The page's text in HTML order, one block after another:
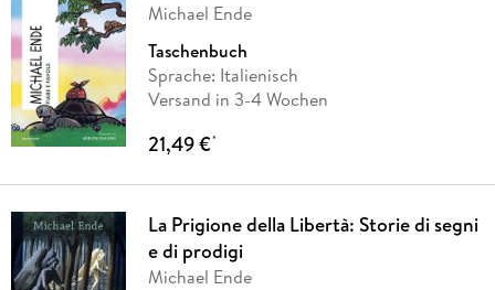
Michael Ende
Taschenbuch
Sprache: Italienisch
Versand in 3-4 Wochen
21,49 €*
La Prigione della Libertà: Storie di segni
e di prodigi
Michael Ende